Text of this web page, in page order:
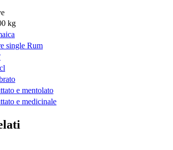
kg
single Rum
e mentolato
e medicinale